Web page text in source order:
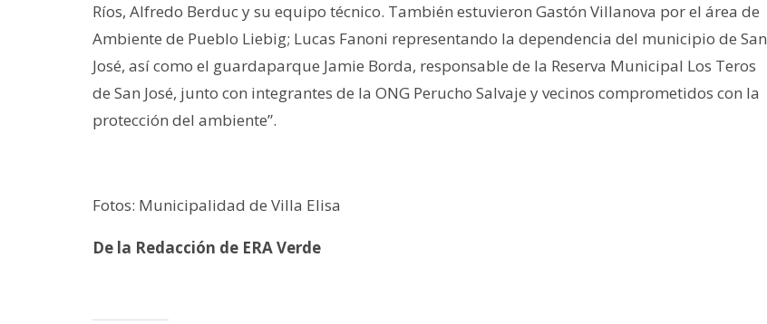
Ríos, Alfredo Berduc y su equipo técnico. También estuvieron Gastón Villanova por el área de
Ambiente de Pueblo Liebig; Lucas Fanoni representando la dependencia del municipio de San
José, así como el guardaparque Jamie Borda, responsable de la Reserva Municipal Los Teros
de San José, junto con integrantes de la ONG Perucho Salvaje y vecinos comprometidos con la
protección del ambiente”.
Fotos: Municipalidad de Villa Elisa
De la Redacción de ERA Verde